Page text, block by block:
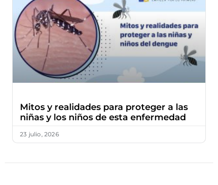
Mitos y realidades para proteger a las
niñas y los niños de esta enfermedad
23 julio, 2026